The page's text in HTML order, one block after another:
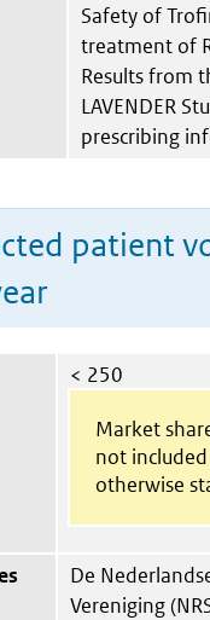
Safety of
treatment of
Results from
LAVENDER
prescribing
patient
< 250
Market
not
otherwise
De
Vereniging